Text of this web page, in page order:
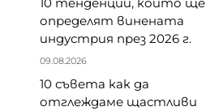
10 тенденции, които ще
определят винената
индустрия през 2026 г.
09.08.2026
10 съвета как да
отглеждаме щастливи